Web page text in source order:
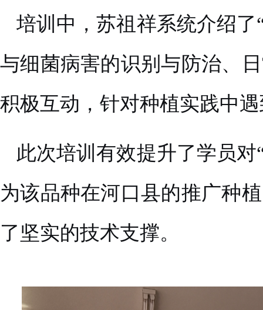
培训中，苏祖祥系统介绍
与细菌病害的识别与防治、
积极互动，针对种植实践中
此次培训有效提升了学员
为该品种在河口县的推广种
了坚实的技术支撑。